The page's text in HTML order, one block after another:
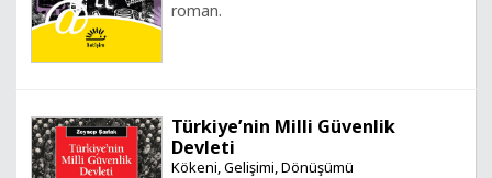
roman.
Türkiye’nin Milli Güvenlik
Devleti
Kökeni, Gelişimi, Dönüşümü